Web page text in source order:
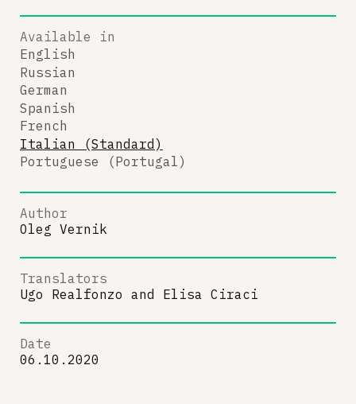
Available in
English
Russian
German
Spanish
French
Italian (Standard)
Portuguese (Portugal)
Author
Oleg Vernik
Translators
Ugo Realfonzo and Elisa Ciraci
Date
06.10.2020